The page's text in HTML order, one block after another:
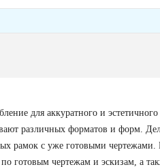
для аккуратного и
различных форматов и форм.
рамок с уже готовыми чертежами.
готовым чертежам и эскизам, а